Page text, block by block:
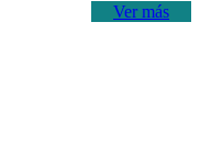
Ver más